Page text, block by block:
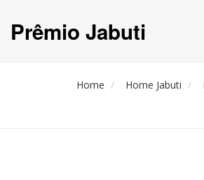
Prêmio Jabuti
Home Home Jabuti